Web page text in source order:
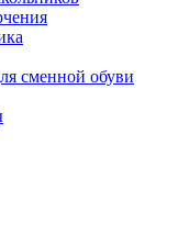
сменной обуви